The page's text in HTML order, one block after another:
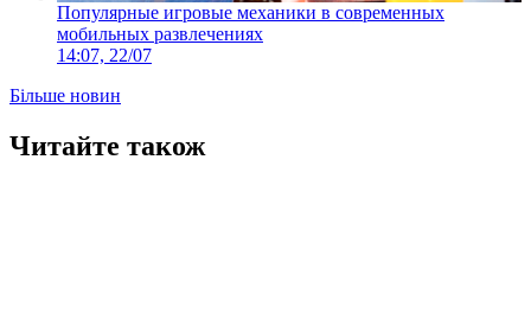
Популярные игровые механики в современных
мобильных развлечениях
14:07, 22/07
Більше новин
Читайте також